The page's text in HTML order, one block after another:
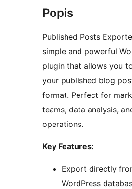
Popis
Published Posts
simple and powerful
plugin that allows you
your published blog
format. Perfect for
teams, data analysis,
operations.
Key Features:
Export directly
WordPress